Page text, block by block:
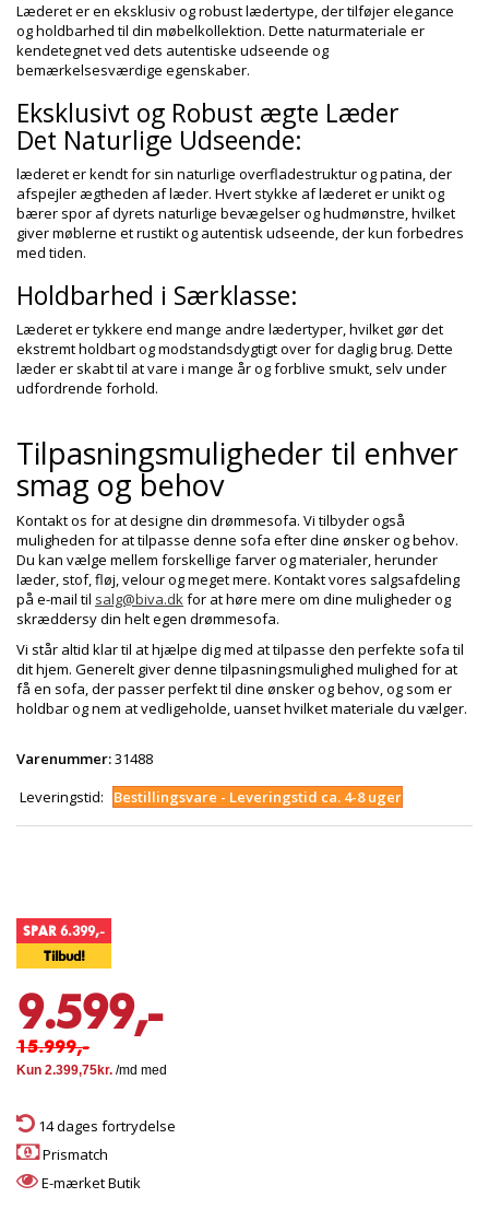
Læderet er en eksklusiv og robust lædertype, der tilføjer elegance
og holdbarhed til din møbelkollektion. Dette naturmateriale er
kendetegnet ved dets autentiske udseende og
bemærkelsesværdige egenskaber.
Eksklusivt og Robust ægte Læder
Det Naturlige Udseende:
læderet er kendt for sin naturlige overfladestruktur og patina, der
afspejler ægtheden af læder. Hvert stykke af læderet er unikt og
bærer spor af dyrets naturlige bevægelser og hudmønstre, hvilket
giver møblerne et rustikt og autentisk udseende, der kun forbedres
med tiden.
Holdbarhed i Særklasse:
Læderet er tykkere end mange andre lædertyper, hvilket gør det
ekstremt holdbart og modstandsdygtigt over for daglig brug. Dette
læder er skabt til at vare i mange år og forblive smukt, selv under
udfordrende forhold.
Tilpasningsmuligheder til enhver
smag og behov
Kontakt os for at designe din drømmesofa. Vi tilbyder også
muligheden for at tilpasse denne sofa efter dine ønsker og behov.
Du kan vælge mellem forskellige farver og materialer, herunder
læder, stof, fløj, velour og meget mere. Kontakt vores salgsafdeling
på e-mail til salg@biva.dkfor at høre mere om dine muligheder og
skræddersy din helt egen drømmesofa.
Vi står altid klar til at hjælpe dig med at tilpasse den perfekte sofa til
dit hjem. Generelt giver denne tilpasningsmulighed mulighed for at
få en sofa, der passer perfekt til dine ønsker og behov, og som er
holdbar og nem at vedligeholde, uanset hvilket materiale du vælger.
Varenummer:31488
Leveringstid:
Bestillingsvare - Leveringstid ca. 4-8 uger
SPAR 6.399,-
Tilbud!
9.599,-
15.999,-
14 dages fortrydelse
Prismatch
E-mærket Butik